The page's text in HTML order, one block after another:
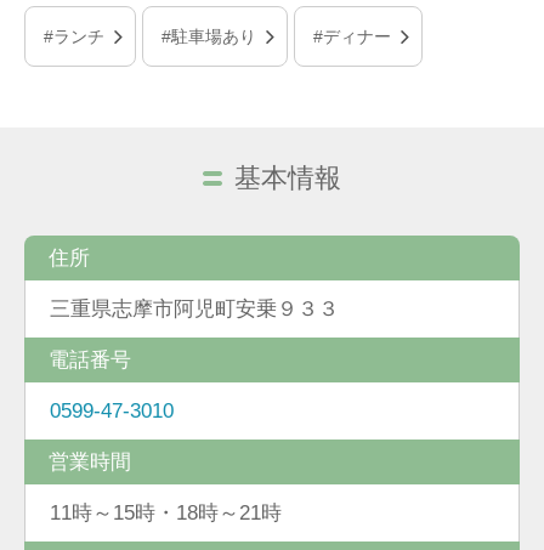
#ランチ #駐車場あり #ディナー
基本情報
住所
三重県志摩市阿児町安乗９３３
電話番号
0599-47-3010
営業時間
11時～15時・18時～21時